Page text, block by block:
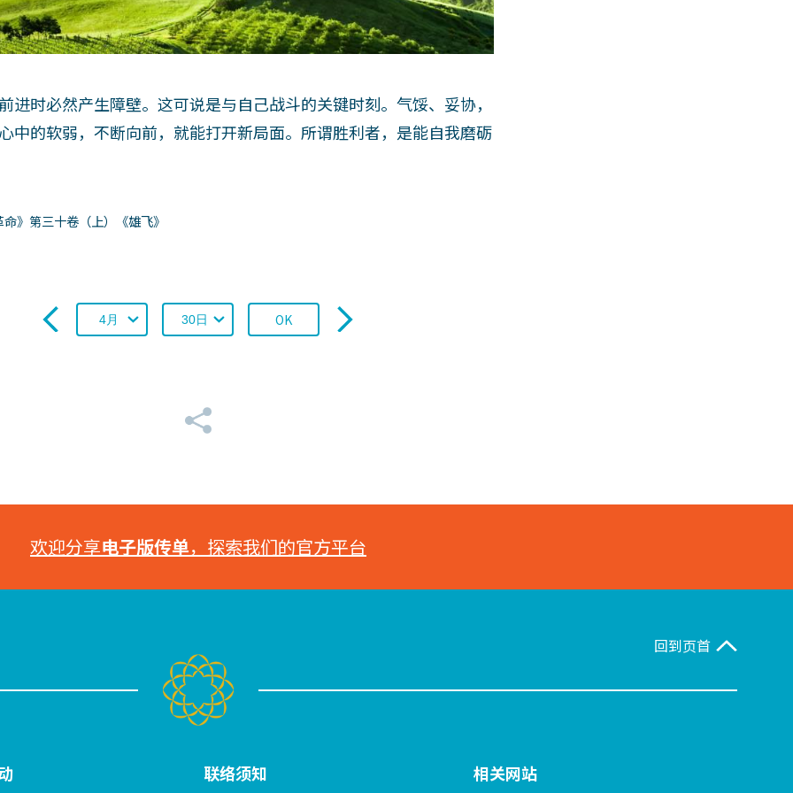
进时必然产生障壁。这可说是与自己战斗的关键时刻。气馁、妥协，
中的软弱，不断向前，就能打开新局面。所谓胜利者，是能自我磨砺
》第三十卷（上）《雄飞》
OK
欢迎分享电子版传单，探索我们的官方平台
回到页首
联络须知 相关网站